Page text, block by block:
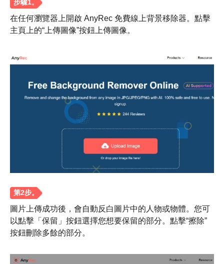
在任何瀏覽器上開啟 AnyRec 免費線上背景移除器。點擊
主頁上的“上傳圖像”按鈕上傳圖像。
圖片上傳成功後，會自動反白圖片中的人物或物體。您可
以點擊「保留」按鈕選擇您想要保留的部分。點擊“擦除”
按鈕刪除多餘的部分。